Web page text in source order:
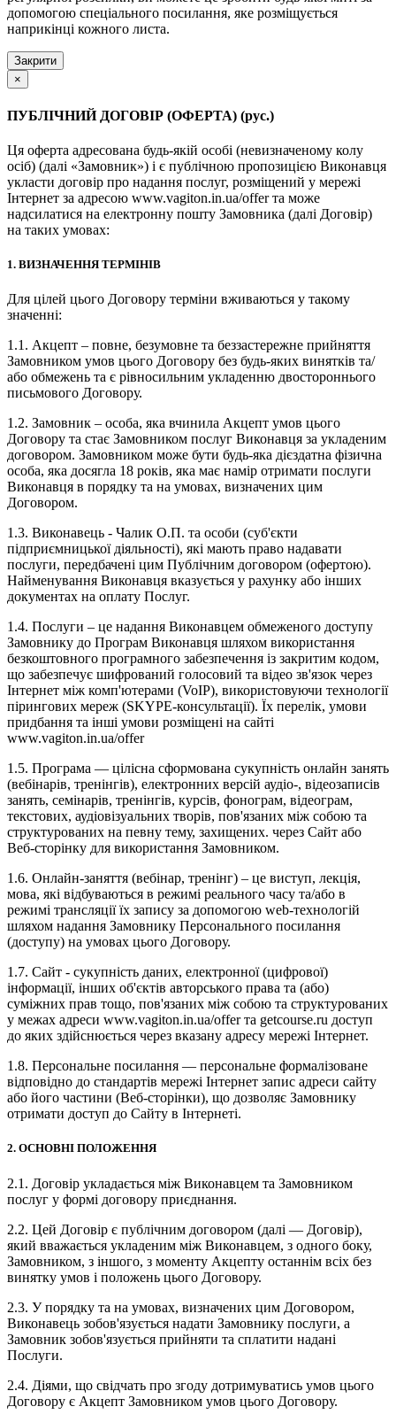
допомогою спеціального посилання, яке розміщується
наприкінці кожного листа.
Закрити
×
ПУБЛІЧНИЙ ДОГОВІР (ОФЕРТА) (рус.)
Ця оферта адресована будь-якій особі (невизначеному колу
осіб) (далі «Замовник») і є публічною пропозицією Виконавця
укласти договір про надання послуг, розміщений у мережі
Інтернет за адресою www.vagiton.in.ua/offer та може
надсилатися на електронну пошту Замовника (далі Договір)
на таких умовах:
1. ВИЗНАЧЕННЯ ТЕРМІНІВ
Для цілей цього Договору терміни вживаються у такому
значенні:
1.1. Акцепт – повне, безумовне та беззастережне прийняття
Замовником умов цього Договору без будь-яких винятків та/
або обмежень та є рівносильним укладенню двостороннього
письмового Договору.
1.2. Замовник – особа, яка вчинила Акцепт умов цього
Договору та стає Замовником послуг Виконавця за укладеним
договором. Замовником може бути будь-яка дієздатна фізична
особа, яка досягла 18 років, яка має намір отримати послуги
Виконавця в порядку та на умовах, визначених цим
Договором.
1.3. Виконавець - Чалик О.П. та особи (суб'єкти
підприємницької діяльності), які мають право надавати
послуги, передбачені цим Публічним договором (офертою).
Найменування Виконавця вказується у рахунку або інших
документах на оплату Послуг.
1.4. Послуги – це надання Виконавцем обмеженого доступу
Замовнику до Програм Виконавця шляхом використання
безкоштовного програмного забезпечення із закритим кодом,
що забезпечує шифрований голосовий та відео зв'язок через
Інтернет між комп'ютерами (VoIP), використовуючи технології
пірингових мереж (SKYPE-консультації). Їх перелік, умови
придбання та інші умови розміщені на сайті
www.vagiton.in.ua/offer
1.5. Програма — цілісна сформована сукупність онлайн занять
(вебінарів, тренінгів), електронних версій аудіо-, відеозаписів
занять, семінарів, тренінгів, курсів, фонограм, відеограм,
текстових, аудіовізуальних творів, пов'язаних між собою та
структурованих на певну тему, захищених. через Сайт або
Веб-сторінку для використання Замовником.
1.6. Онлайн-заняття (вебінар, тренінг) – це виступ, лекція,
мова, які відбуваються в режимі реального часу та/або в
режимі трансляції їх запису за допомогою web-технологій
шляхом надання Замовнику Персонального посилання
(доступу) на умовах цього Договору.
1.7. Сайт - сукупність даних, електронної (цифрової)
інформації, інших об'єктів авторського права та (або)
суміжних прав тощо, пов'язаних між собою та структурованих
у межах адреси www.vagiton.in.ua/offer та getcourse.ru доступ
до яких здійснюється через вказану адресу мережі Інтернет.
1.8. Персональне посилання — персональне формалізоване
відповідно до стандартів мережі Інтернет запис адреси сайту
або його частини (Веб-сторінки), що дозволяє Замовнику
отримати доступ до Сайту в Інтернеті.
2. ОСНОВНІ ПОЛОЖЕННЯ
2.1. Договір укладається між Виконавцем та Замовником
послуг у формі договору приєднання.
2.2. Цей Договір є публічним договором (далі — Договір),
який вважається укладеним між Виконавцем, з одного боку,
Замовником, з іншого, з моменту Акцепту останнім всіх без
винятку умов і положень цього Договору.
2.3. У порядку та на умовах, визначених цим Договором,
Виконавець зобов'язується надати Замовнику послуги, а
Замовник зобов'язується прийняти та сплатити надані
Послуги.
2.4. Діями, що свідчать про згоду дотримуватись умов цього
Договору є Акцепт Замовником умов цього Договору.